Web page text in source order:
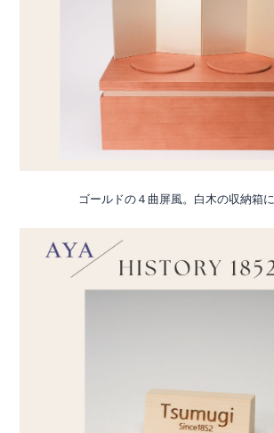
ゴールドの４曲屏風。白木の収納箱に